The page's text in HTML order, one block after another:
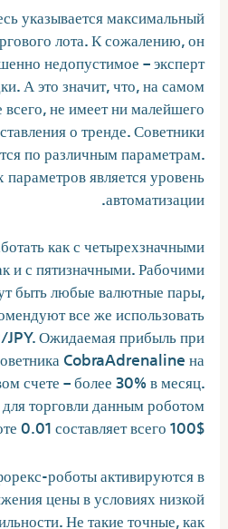
указывается максимальный
лота. К сожалению, он
недопустимое – эксперт
А это значит, что, на самом
всего, не имеет ни малейшего
о тренде. Советники
по различным параметрам.
является уровень
автоматизации.
как с четырехзначными
и с пятизначными. Рабочими
быть любые валютные пары,
все же использовать
Ожидаемая прибыль при
CobraAdrenaline на
счете – более 30% в месяц.
торговли данным роботом
0.01 составляет всего 100$.
роботы активируются в
цены в условиях низкой
Не такие точные, как